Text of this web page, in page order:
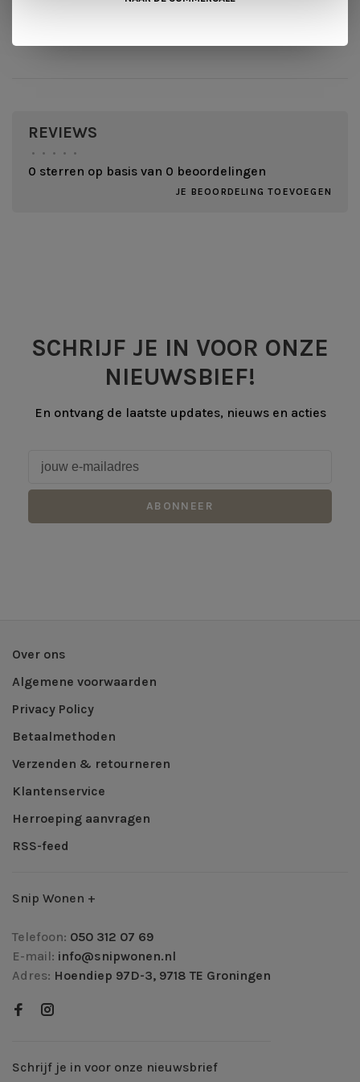
REVIEWS
• • • • •
0 sterren op basis van 0 beoordelingen
JE BEOORDELING TOEVOEGEN
SCHRIJF JE IN VOOR ONZE
NIEUWSBIEF!
En ontvang de laatste updates, nieuws en acties
ABONNEER
Over ons
Algemene voorwaarden
Privacy Policy
Betaalmethoden
Verzenden & retourneren
Klantenservice
Herroeping aanvragen
RSS-feed
Snip Wonen +
Telefoon: 050 312 07 69
E-mail: info@snipwonen.nl
Adres: Hoendiep 97D-3, 9718 TE Groningen
Schrijf je in voor onze nieuwsbrief